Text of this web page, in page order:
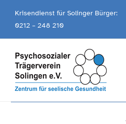
Krisendienst für Solinger Bürger:
0212 – 248 210